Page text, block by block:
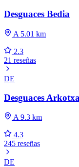
Desguaces Bedia
A 5.01 km
2.3
21 reseñas
DE
Desguaces
A 9.3 km
4.3
245 reseñas
DE